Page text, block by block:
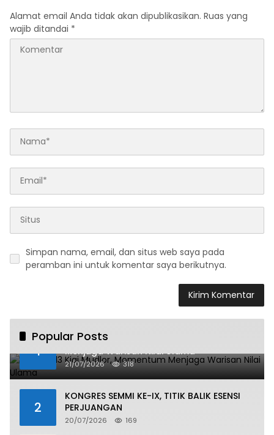
Alamat email Anda tidak akan dipublikasikan. Ruas yang
wajib ditandai *
Simpan nama, email, dan situs web saya pada
peramban ini untuk komentar saya berikutnya.
Popular Posts
1
Haul ke-13 Kiai Mudlor, Momentum
Menjaga Warisan Nilai Ulama
21/07/2026 318
2
KONGRES SEMMI KE-IX, TITIK BALIK ESENSI
PERJUANGAN
20/07/2026 169